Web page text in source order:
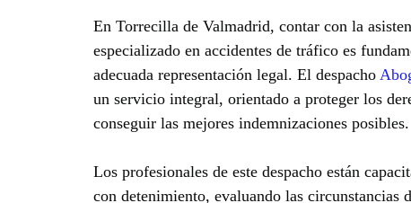
En Torrecilla de Valmadrid, contar con la
especializado en accidentes de tráfico es
adecuada representación legal. El despacho
un servicio integral, orientado a proteger los
conseguir las mejores indemnizaciones posibles.
Los profesionales de este despacho están
con detenimiento, evaluando las circunstancias